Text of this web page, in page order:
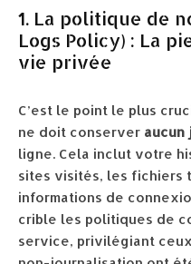
1. La politique de
Logs Policy) : La
vie privée
C’est le point le plus
ne doit conserver aucun
ligne. Cela inclut votre
sites visités, les fichiers
informations de
crible les politiques de
service, privilégiant